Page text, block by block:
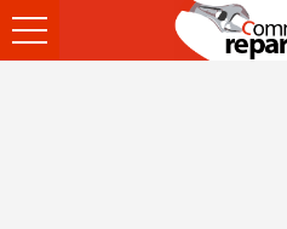
Ouvrir
le